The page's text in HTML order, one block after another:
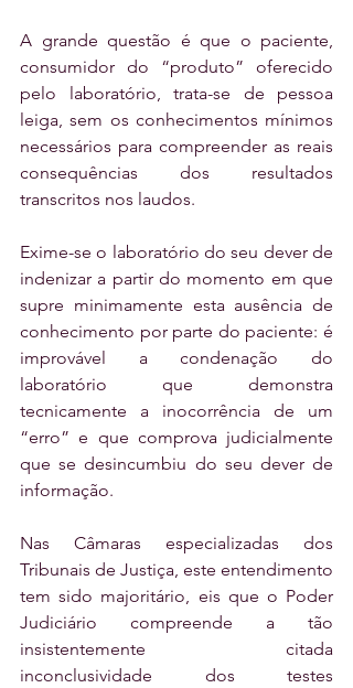
A grande questão é que o paciente,
consumidor do “produto” oferecido
pelo laboratório, trata-se de pessoa
leiga, sem os conhecimentos mínimos
necessários para compreender as reais
consequências dos resultados
transcritos nos laudos.
Exime-se o laboratório do seu dever de
indenizar a partir do momento em que
supre minimamente esta ausência de
conhecimento por parte do paciente: é
improvável a condenação do
laboratório que demonstra
tecnicamente a inocorrência de um
“erro” e que comprova judicialmente
que se desincumbiu do seu dever de
informação.
Nas Câmaras especializadas dos
Tribunais de Justiça, este entendimento
tem sido majoritário, eis que o Poder
Judiciário compreende a tão
insistentemente citada
inconclusividade dos testes